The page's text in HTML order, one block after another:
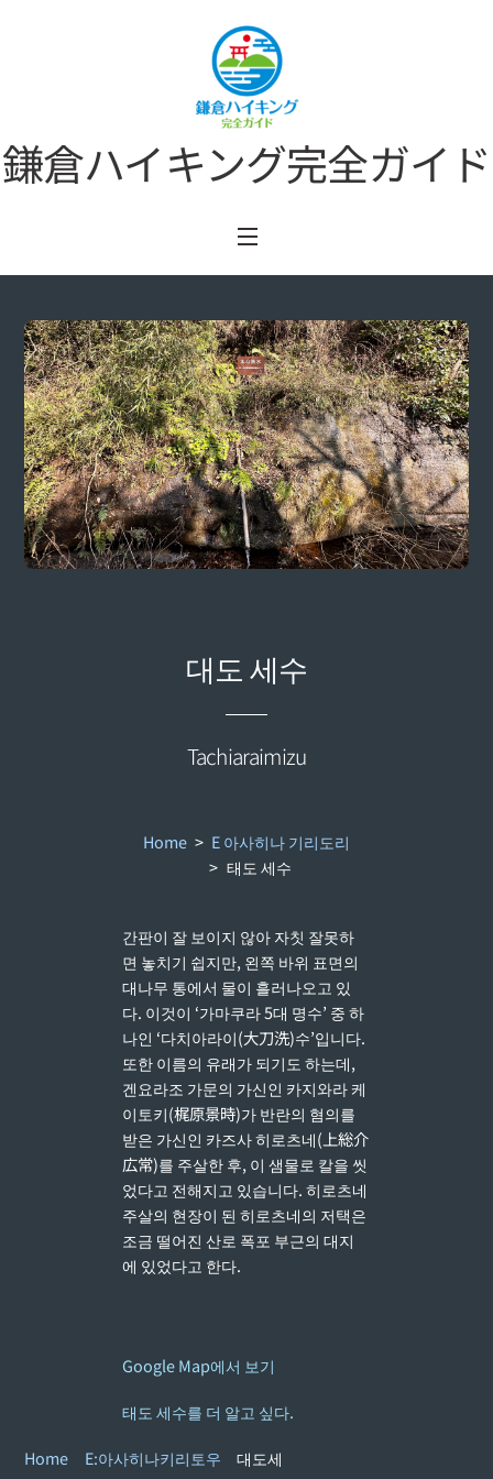
鎌倉ハイキング完全ガイド
Menu
대도 세수
Tachiaraimizu
Home > E 아사히나 기리도리
> 태도 세수
간판이 잘 보이지 않아 자칫 잘못하
면 놓치기 쉽지만, 왼쪽 바위 표면의
대나무 통에서 물이 흘러나오고 있
다. 이것이 ‘가마쿠라 5대 명수’ 중 하
나인 ‘다치아라이(大刀洗)수’입니다.
또한 이름의 유래가 되기도 하는데,
겐요라조 가문의 가신인 카지와라 케
이토키(梶原景時)가 반란의 혐의를
받은 가신인 카즈사 히로츠네(上総介
広常)를 주살한 후, 이 샘물로 칼을 씻
었다고 전해지고 있습니다. 히로츠네
주살의 현장이 된 히로츠네의 저택은
조금 떨어진 산로 폭포 부근의 대지
에 있었다고 한다.
Google Map에서 보기
태도 세수를 더 알고 싶다.
Home
E:아사히나키리토우 대도세